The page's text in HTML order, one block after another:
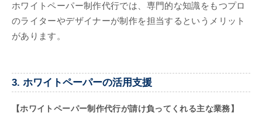
ホワイトペーパー制作代行では、専門的な知識をもつプロ
のライターやデザイナーが制作を担当するというメリット
があります。
3. ホワイトペーパーの活用支援
【ホワイトペーパー制作代行が請け負ってくれる主な業務】